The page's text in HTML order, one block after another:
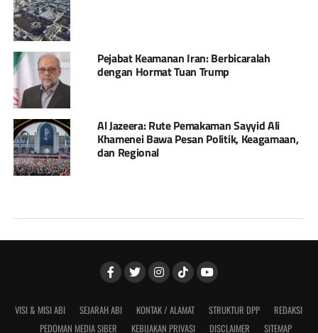
Pejabat Keamanan Iran: Berbicaralah
dengan Hormat Tuan Trump
Al Jazeera: Rute Pemakaman Sayyid Ali
Khamenei Bawa Pesan Politik, Keagamaan,
dan Regional
VISI & MISI ABI SEJARAH ABI KONTAK / ALAMAT STRUKTUR DPP
REDAKSI
PEDOMAN MEDIA SIBER
KEBIJAKAN PRIVASI DISCLAIMER SITEMAP